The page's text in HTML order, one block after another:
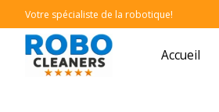
Votre spécialiste de la robotique!
Accueil